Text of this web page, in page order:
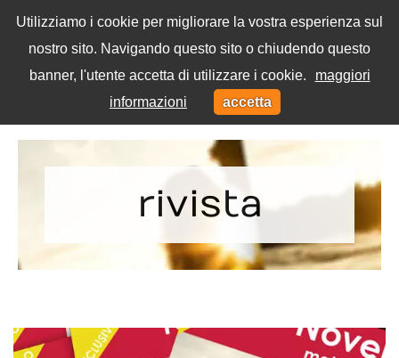
Utilizziamo i cookie per migliorare la vostra esperienza sul
nostro sito. Navigando questo sito o chiudendo questo
banner, l'utente accetta di utilizzare i cookie.
maggiori
informazioni
accetta
Menu
rivista